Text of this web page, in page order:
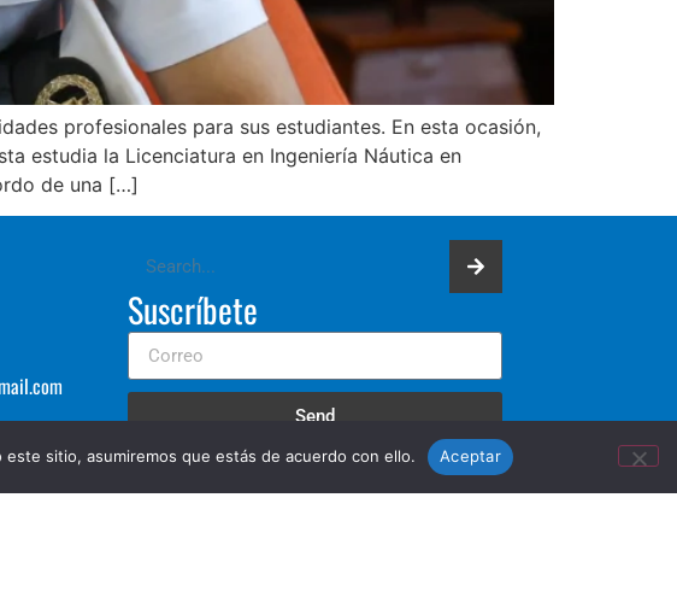
profesionales para sus estudiantes. En esta ocasión,
estudia la Licenciatura en Ingeniería Náutica en
de una […]
Suscríbete
Send
sitio, asumiremos que estás de acuerdo con ello. Aceptar